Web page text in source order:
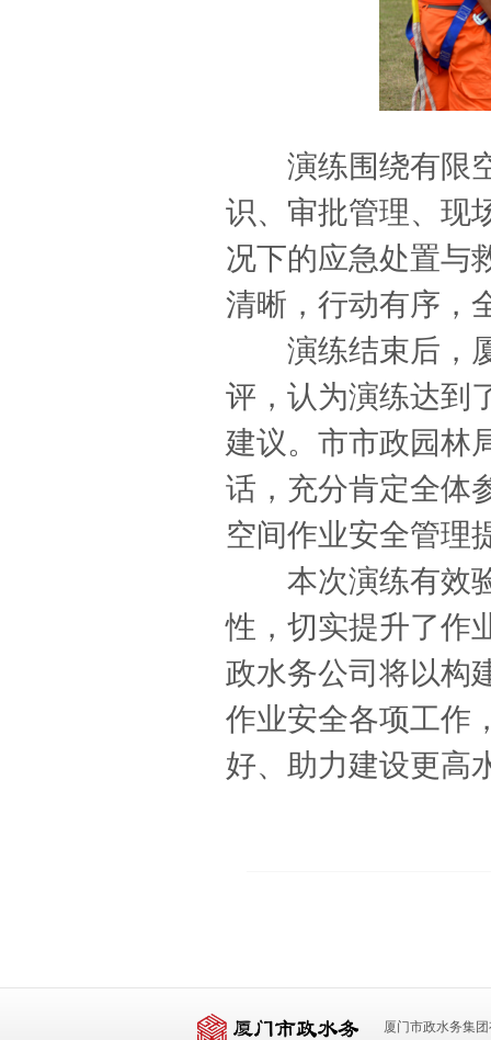
演练围绕有限空
识、审批管理、现
况下的应急处置与
清晰，行动有序，
演练结束后，厦
评，认为演练达到
建议。市市政园林
话，充分肯定全体
空间作业安全管理
本次演练有效验
性，切实提升了作
政水务公司将以构
作业安全各项工作
好、助力建设更高
厦门市政水务集团